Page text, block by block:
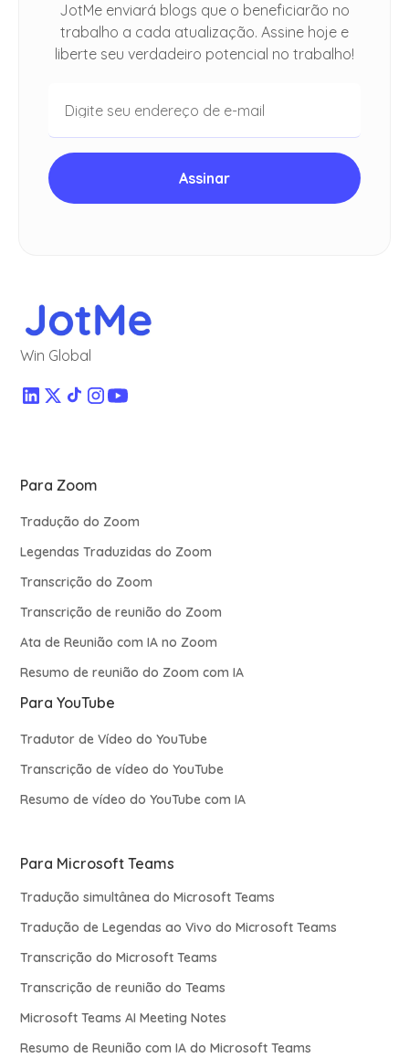
JotMe enviará blogs que o beneficiarão no
trabalho a cada atualização. Assine hoje e
liberte seu verdadeiro potencial no trabalho!
Win Global
Para Zoom
Tradução do Zoom
Legendas Traduzidas do Zoom
Transcrição do Zoom
Transcrição de reunião do Zoom
Ata de Reunião com IA no Zoom
Resumo de reunião do Zoom com IA
Para YouTube
Tradutor de Vídeo do YouTube
Transcrição de vídeo do YouTube
Resumo de vídeo do YouTube com IA
Para Microsoft Teams
Tradução simultânea do Microsoft Teams
Tradução de Legendas ao Vivo do Microsoft Teams
Transcrição do Microsoft Teams
Transcrição de reunião do Teams
Microsoft Teams AI Meeting Notes
Resumo de Reunião com IA do Microsoft Teams